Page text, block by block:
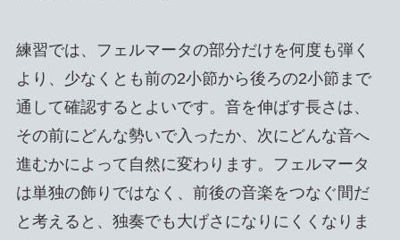
練習では、フェルマータの部分だけを何度も弾く
より、少なくとも前の2小節から後ろの2小節まで
通して確認するとよいです。音を伸ばす長さは、
その前にどんな勢いで入ったか、次にどんな音へ
進むかによって自然に変わります。フェルマータ
は単独の飾りではなく、前後の音楽をつなぐ間だ
と考えると、独奏でも大げさになりにくくなりま